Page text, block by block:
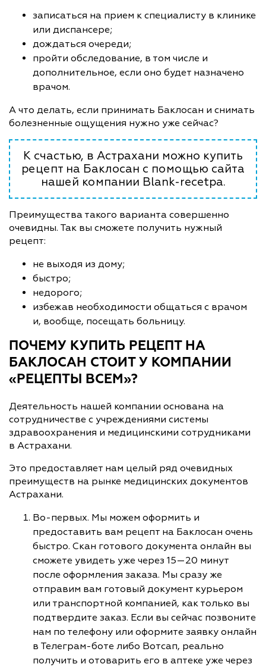
записаться на прием к специалисту в клинике
или диспансере;
дождаться очереди;
пройти обследование, в том числе и
дополнительное, если оно будет назначено
врачом.
А что делать, если принимать Баклосан и снимать
болезненные ощущения нужно уже сейчас?
К счастью, в Астрахани можно купить
рецепт на Баклосан с помощью сайта
нашей компании Blank-recetpa.
Преимущества такого варианта совершенно
очевидны. Так вы сможете получить нужный
рецепт:
не выходя из дому;
быстро;
недорого;
избежав необходимости общаться с врачом
и, вообще, посещать больницу.
ПОЧЕМУ КУПИТЬ РЕЦЕПТ НА
БАКЛОСАН СТОИТ У КОМПАНИИ
«РЕЦЕПТЫ ВСЕМ»?
Деятельность нашей компании основана на
сотрудничестве с учреждениями системы
здравоохранения и медицинскими сотрудниками
в Астрахани.
Это предоставляет нам целый ряд очевидных
преимуществ на рынке медицинских документов
Астрахани.
Во-первых. Мы можем оформить и
предоставить вам рецепт на Баклосан очень
быстро. Скан готового документа онлайн вы
сможете увидеть уже через 15—20 минут
после оформления заказа. Мы сразу же
отправим вам готовый документ курьером
или транспортной компанией, как только вы
подтвердите заказ. Если вы сейчас позвоните
нам по телефону или оформите заявку онлайн
в Телеграм-боте либо Вотсап, реально
получить и отоварить его в аптеке уже через